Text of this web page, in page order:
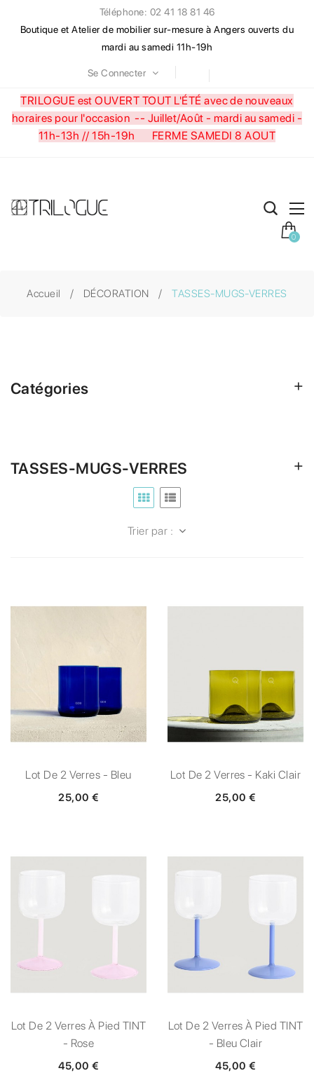
Téléphone: 02 41 18 81 46
Boutique et Atelier de mobilier sur-mesure à Angers ouverts du
mardi au samedi 11h-19h
Se Connecter
TRILOGUE est OUVERT TOUT L'ÉTÉ avec de nouveaux
horaires pour l'occasion -- Juillet/Août - mardi au samedi -
11h-13h // 15h-19h FERME SAMEDI 8 AOUT
0
Accueil DÉCORATION TASSES-MUGS-VERRES
Catégories
TASSES-MUGS-VERRES
Trier par :
Lot De 2 Verres - Bleu
25,00 €
Lot De 2 Verres - Kaki Clair
25,00 €
Lot De 2 Verres À Pied TINT
- Rose
45,00 €
Lot De 2 Verres À Pied TINT
- Bleu Clair
45,00 €